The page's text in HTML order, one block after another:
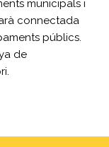
municipals i
connectada
públics.
de